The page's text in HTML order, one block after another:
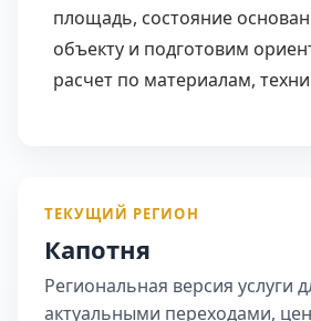
площадь, состояние
объекту и подготовим
расчет по материалам,
ТЕКУЩИЙ РЕГИОН
Капотня
Региональная версия услуги
актуальными переходами,